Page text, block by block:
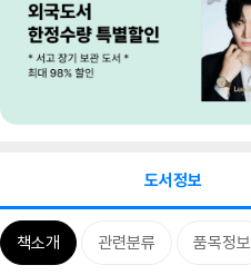
도서정보
책소개 관련분류 품목정보